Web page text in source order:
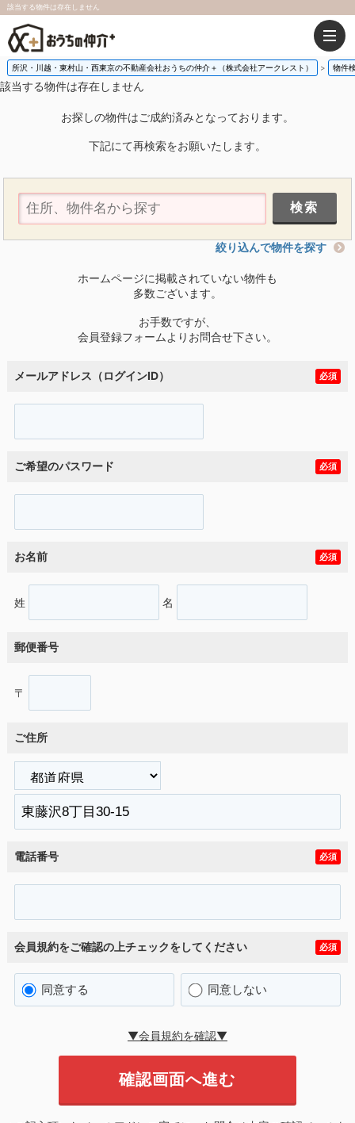
該当する物件は存在しません
所沢・川越・東村山・西東京の不動産会社おうちの仲介＋（株式会社アークレスト） 物件
該当する物件は存在しません
お探しの物件はご成約済みとなっております。
下記にて再検索をお願いたします。
絞り込んで物件を探す
ホームページに掲載されていない物件も
多数ございます。
お手数ですが、
会員登録フォームよりお問合せ下さい。
メールアドレス（ログインID） 必須
ご希望のパスワード 必須
お名前 必須
姓 名
郵便番号
〒
ご住所
電話番号 必須
会員規約をご確認の上チェックをしてください 必須
同意する 同意しない
▼会員規約を確認▼